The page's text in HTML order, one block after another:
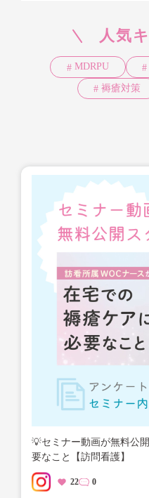
人気
MDRPU
褥瘡対策
💡セミナー動画が無料公
要なこと【訪問看護】
22 0